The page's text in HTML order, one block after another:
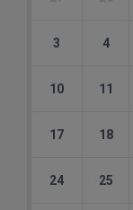
3 4
10 11
17 18
24 25